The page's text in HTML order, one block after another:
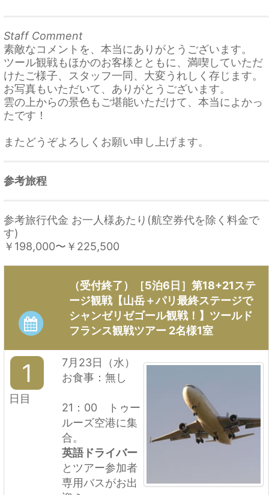
Staff Comment
素敵なコメントを、本当にありがとうございます。
ツール観戦もほかのお客様とともに、満喫していただ
けたご様子、スタッフ一同、大変うれしく存じます。
お写真もいただいて、ありがとうございます。
雲の上からの景色もご堪能いただけて、本当によかっ
たです！
またどうぞよろしくお願い申し上げます。
参考旅程
参考旅行代金 お一人様あたり(航空券代を除く料金で
す)
￥198,000〜 ￥225,500
（受付終了）［5泊6日］第18+21ステ
ージ観戦【山岳＋パリ最終ステージで
シャンゼリゼゴール観戦！】ツールド
フランス観戦ツアー 2名様1室
1
日目
7月23日（水）
お食事：無し
21：00 トゥー
ルーズ空港に集
合。
英語ドライバー
とツアー参加者
専用バスがお出